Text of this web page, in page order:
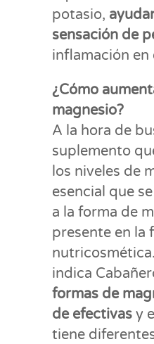
potasio,
sensación de
inflamación en
¿Cómo
magnesio?
A la hora de
suplemento
los niveles de
esencial que
a la forma de
presente en la
indica
formas de
de efectivas y
tiene